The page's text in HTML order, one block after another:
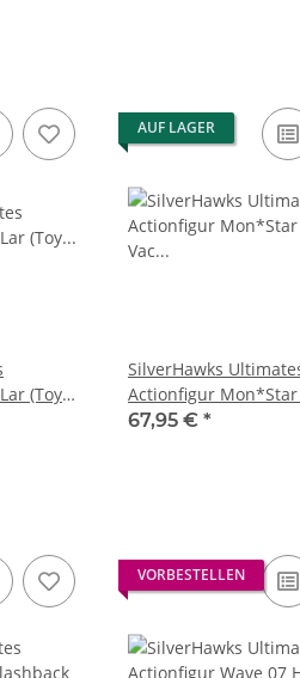
(Toy
AUF LAGER
SilverHawks
Actionfigur
Vac Metal 18 cm
67,95 € *
VORBESTELLEN